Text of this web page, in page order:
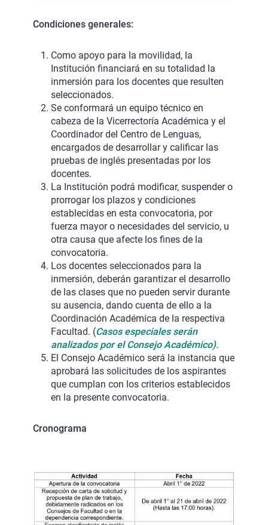
Condiciones generales:
Como apoyo para la movilidad, la
Institución financiará en su totalidad la
inmersión para los docentes que resulten
seleccionados.
Se conformará un equipo técnico en
cabeza de la Vicerrectoría Académica y el
Coordinador del Centro de Lenguas,
encargados de desarrollar y calificar las
pruebas de inglés presentadas por los
docentes.
La Institución podrá modificar, suspender o
prorrogar los plazos y condiciones
establecidas en esta convocatoria, por
fuerza mayor o necesidades del servicio, u
otra causa que afecte los fines de la
convocatoria.
Los docentes seleccionados para la
inmersión, deberán garantizar el desarrollo
de las clases que no pueden servir durante
su ausencia, dando cuenta de ello a la
Coordinación Académica de la respectiva
Facultad. (Casos especiales serán
analizados por el Consejo Académico).
El Consejo Académico será la instancia que
aprobará las solicitudes de los aspirantes
que cumplan con los criterios establecidos
en la presente convocatoria.
Cronograma